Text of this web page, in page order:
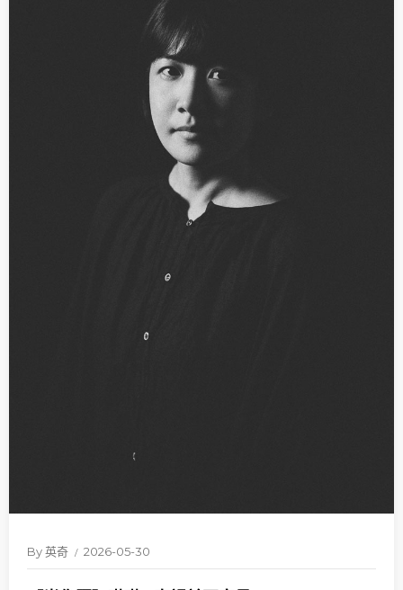
By英奇 2026-05-30